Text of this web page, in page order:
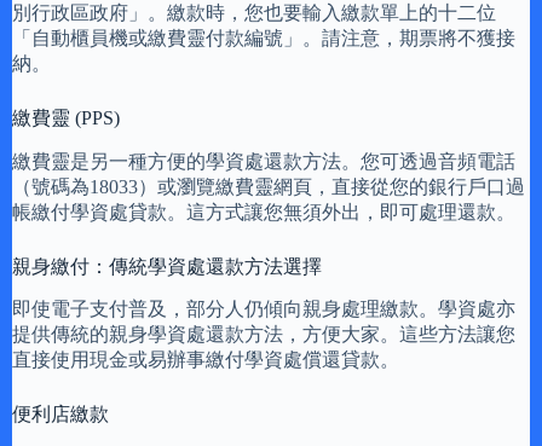
別行政區政府」。繳款時，您也要輸入繳款單上的十二位
「自動櫃員機或繳費靈付款編號」。請注意，期票將不獲接
納。
繳費靈 (PPS)
繳費靈是另一種方便的學資處還款方法。您可透過音頻電話
（號碼為18033）或瀏覽繳費靈網頁，直接從您的銀行戶口過
帳繳付學資處貸款。這方式讓您無須外出，即可處理還款。
親身繳付：傳統學資處還款方法選擇
即使電子支付普及，部分人仍傾向親身處理繳款。學資處亦
提供傳統的親身學資處還款方法，方便大家。這些方法讓您
直接使用現金或易辦事繳付學資處償還貸款。
便利店繳款